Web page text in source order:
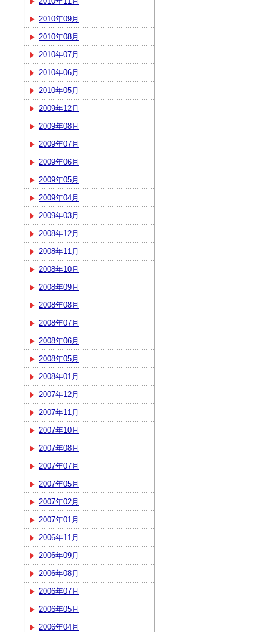
2010年09月
2010年08月
2010年07月
2010年06月
2010年05月
2009年12月
2009年08月
2009年07月
2009年06月
2009年05月
2009年04月
2009年03月
2008年12月
2008年11月
2008年10月
2008年09月
2008年08月
2008年07月
2008年06月
2008年05月
2008年01月
2007年12月
2007年11月
2007年10月
2007年08月
2007年07月
2007年05月
2007年02月
2007年01月
2006年11月
2006年09月
2006年08月
2006年07月
2006年05月
2006年04月